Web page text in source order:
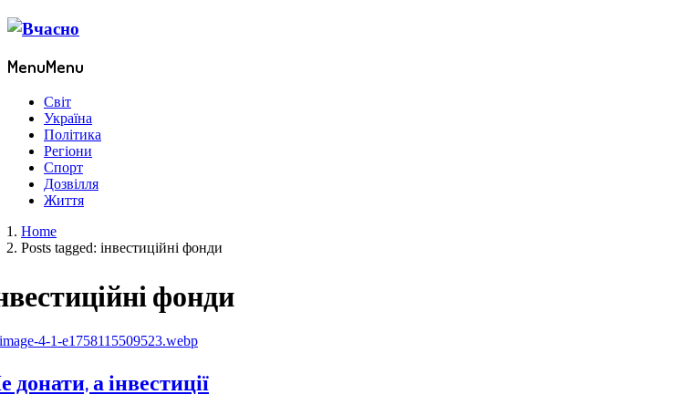
MenuMenu
Світ
Україна
Політика
Регіони
Спорт
Дозвілля
Життя
Home
Posts tagged: інвестиційні фонди
фонди
донати, а інвестиції